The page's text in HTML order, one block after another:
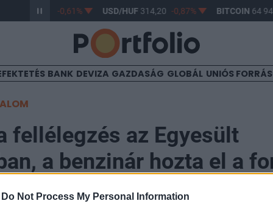
Do Not Process My Personal Information
363,17 -0,61% USD/HUF 314,20 -0,87% BITCOIN64
BANK DEVIZA GAZDASÁG GLOBÁL UNIÓS
fellélegzés az Egyesült
a benzinár hozta el a